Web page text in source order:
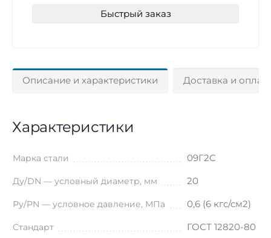
Быстрый заказ
Описание и характеристики Доставка и
Характеристики
Марка стали 09Г2С
Ду/DN — условный диаметр, мм 20
Ру/PN — условное давление, МПа 0,6 (6 кгс/см2)
Стандарт ГОСТ 12820-80